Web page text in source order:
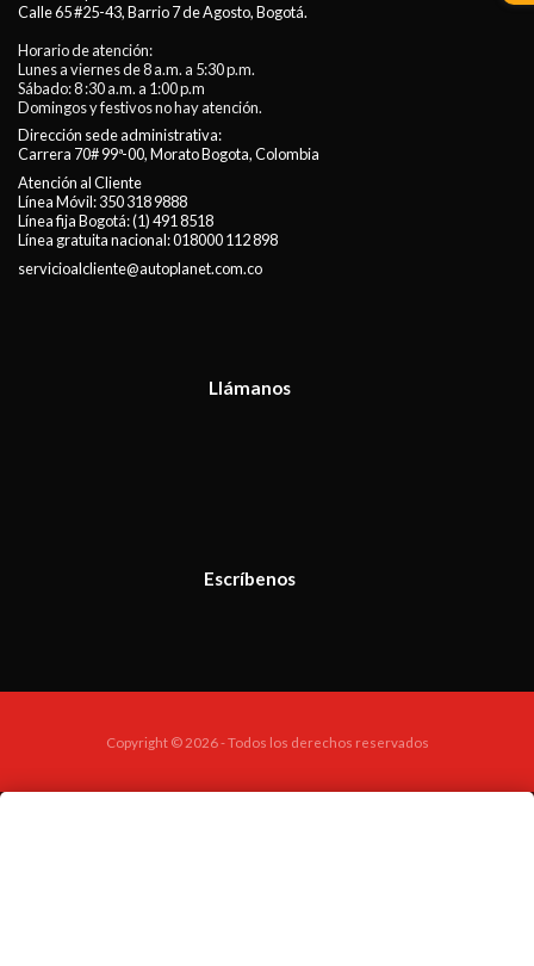
Calle 65 #25-43, Barrio 7 de Agosto, Bogotá.
Horario de atención:
Lunes a viernes de 8 a.m. a 5:30 p.m.
Sábado: 8 :30 a.m. a 1:00 p.m
Domingos y festivos no hay atención.
Dirección sede administrativa:
Carrera 70# 99ª-00, Morato Bogota, Colombia
Atención al Cliente
Línea Móvil:350 318 9888
Línea fija Bogotá:(1) 491 8518
Línea gratuita nacional:018000 112 898
servicioalcliente@autoplanet.com.co
Llámanos
Escríbenos
Copyright © 2026 - Todos los derechos reservados